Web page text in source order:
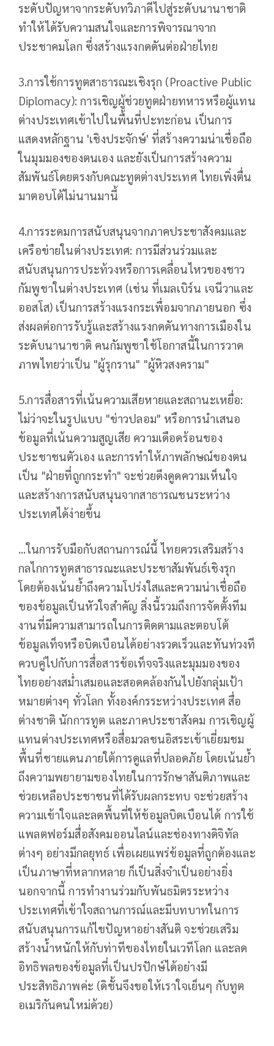
ระดับปัญหาจากระดับทวิภาคีไปสู่ระดับนานาชาติ
ทำให้ได้รับความสนใจและการพิจารณาจาก
ประชาคมโลก ซึ่งสร้างแรงกดดันต่อฝ่ายไทย
3.การใช้การทูตสาธารณะเชิงรุก (Proactive Public
Diplomacy): การเชิญผู้ช่วยทูตฝ่ายทหารหรือผู้แทน
ต่างประเทศเข้าไปในพื้นที่ปะทะก่อน เป็นการ
แสดงหลักฐาน 'เชิงประจักษ์' ที่สร้างความน่าเชื่อถือ
ในมุมมองของตนเอง และยังเป็นการสร้างความ
สัมพันธ์โดยตรงกับคณะทูตต่างประเทศ ไทยเพิ่งตื่น
มาตอบโต้ไม่นานมานี้
4.การระดมการสนับสนุนจากภาคประชาสังคมและ
เครือข่ายในต่างประเทศ: การมีส่วนร่วมและ
สนับสนุนการประท้วงหรือการเคลื่อนไหวของชาว
กัมพูชาในต่างประเทศ (เช่น ที่เมลเบิร์น เจนีวาและ
ออสโส) เป็นการสร้างแรงกระเพื่อมจากภายนอก ซึ่ง
ส่งผลต่อการรับรู้และสร้างแรงกดดันทางการเมืองใน
ระดับนานาชาติ คนกัมพูชาใช้โอกาสนี้ในการวาด
ภาพไทยว่าเป็น "ผู้รุกราน" "ผู้หิวสงคราม"
5.การสื่อสารที่เน้นความเสียหายและสถานะเหยื่อ:
ไม่ว่าจะในรูปแบบ "ข่าวปลอม" หรือการนำเสนอ
ข้อมูลที่เน้นความสูญเสีย ความเดือดร้อนของ
ประชาชนตัวเอง และการทำให้ภาพลักษณ์ของตน
เป็น "ฝ่ายที่ถูกกระทำ" จะช่วยดึงดูดความเห็นใจ
และสร้างการสนับสนุนจากสาธารณชนระหว่าง
ประเทศได้ง่ายขึ้น
...ในการรับมือกับสถานการณ์นี้ ไทยควรเสริมสร้าง
กลไกการทูตสาธารณะและประชาสัมพันธ์เชิงรุก
โดยต้องเน้นย้ำถึงความโปร่งใสและความน่าเชื่อถือ
ของข้อมูลเป็นหัวใจสำคัญ สิ่งนี้รวมถึงการจัดตั้งทีม
งานที่มีความสามารถในการติดตามและตอบโต้
ข้อมูลเท็จหรือบิดเบือนได้อย่างรวดเร็วและทันท่วงที
ควบคู่ไปกับการสื่อสารข้อเท็จจริงและมุมมองของ
ไทยอย่างสม่ำเสมอและสอดคล้องกันไปยังกลุ่มเป้า
หมายต่างๆ ทั่วโลก ทั้งองค์กรระหว่างประเทศ สื่อ
ต่างชาติ นักการทูต และภาคประชาสังคม การเชิญผู้
แทนต่างประเทศหรือสื่อมวลชนอิสระเข้าเยี่ยมชม
พื้นที่ชายแดนภายใต้การดูแลที่ปลอดภัย โดยเน้นย้ำ
ถึงความพยายามของไทยในการรักษาสันติภาพและ
ช่วยเหลือประชาชนที่ได้รับผลกระทบ จะช่วยสร้าง
ความเข้าใจและลดพื้นที่ให้ข้อมูลบิดเบือนได้ การใช้
แพลตฟอร์มสื่อสังคมออนไลน์และช่องทางดิจิทัล
ต่างๆ อย่างมีกลยุทธ์ เพื่อเผยแพร่ข้อมูลที่ถูกต้องและ
เป็นภาษาที่หลากหลาย ก็เป็นสิ่งจำเป็นอย่างยิ่ง
นอกจากนี้ การทำงานร่วมกับพันธมิตรระหว่าง
ประเทศที่เข้าใจสถานการณ์และมีบทบาทในการ
สนับสนุนการแก้ไขปัญหาอย่างสันติ จะช่วยเสริม
สร้างน้ำหนักให้กับท่าทีของไทยในเวทีโลก และลด
อิทธิพลของข้อมูลที่เป็นปรปักษ์ได้อย่างมี
ประสิทธิภาพค่ะ (ดิชั้นจึงขอให้เราใจเย็นๆ กับทูต
อเมริกันคนใหม่ด้วย)